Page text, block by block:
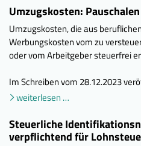
Umzugskosten:
Umzugskosten, die aus
Werbungskosten vom zu
oder vom Arbeitgeber steuerfrei
Im Schreiben vom 28.12.2023
weiterlesen …
Steuerliche
verpflichtend für